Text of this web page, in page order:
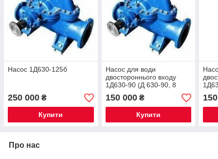
Насос 1Д630-125б
250 000 ₴
Купити
Насос для води
двостороннього входу
1Д630-90 (Д 630-90, 8
НДВ)
150 000₴
Купити
Про нас